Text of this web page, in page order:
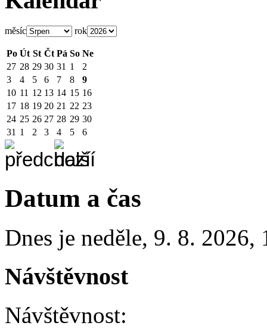
měsíc rok
Po Út St Čt Pá So Ne
27 28 29 30 31 1
2
3
4 5 6 7 8
9
10 11 12 13 14 15 16
17 18 19 20 21 22 23
24 25 26 27 28 29 30
31 1 2 3 4 5 6
Datum a čas
Dnes je neděle, 9. 8. 2026,
Návštěvnost
Návštěvnost: